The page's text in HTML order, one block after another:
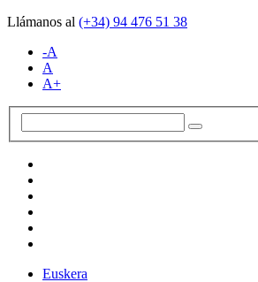
Llámanos al (+34) 94 476 51 38
-A
A
A+
Euskera